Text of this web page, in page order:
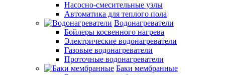
Насосно-смесительные узлы
Автоматика для теплого пола
Водонагреватели
Бойлеры косвенного нагрева
Электрические водонагреватели
Газовые водонагреватели
Проточные водонагреватели
Баки мембранные